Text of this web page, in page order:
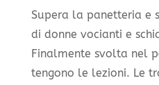
Supera la panetteria e
di donne vocianti e
Finalmente svolta nel
tengono le lezioni. Le